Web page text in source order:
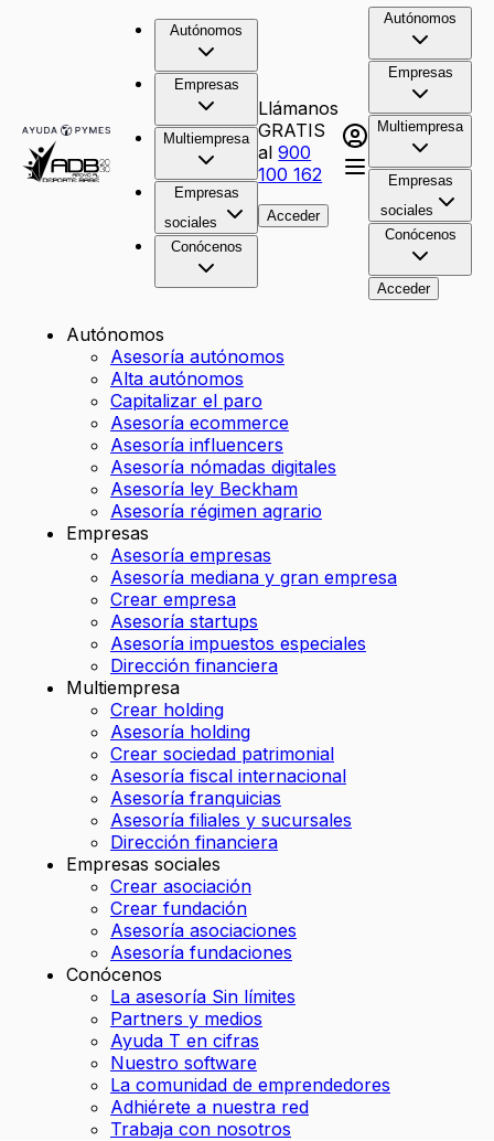
Autónomos
Empresas
Multiempresa
Empresas
sociales
Conócenos
Llámanos
GRATIS
al900
100 162
Acceder
Autónomos
Empresas
Multiempresa
Empresas
sociales
Conócenos
Acceder
Autónomos
Asesoría autónomos
Alta autónomos
Capitalizar el paro
Asesoría ecommerce
Asesoría influencers
Asesoría nómadas digitales
Asesoría ley Beckham
Asesoría régimen agrario
Empresas
Asesoría empresas
Asesoría mediana y gran empresa
Crear empresa
Asesoría startups
Asesoría impuestos especiales
Dirección financiera
Multiempresa
Crear holding
Asesoría holding
Crear sociedad patrimonial
Asesoría fiscal internacional
Asesoría franquicias
Asesoría filiales y sucursales
Dirección financiera
Empresas sociales
Crear asociación
Crear fundación
Asesoría asociaciones
Asesoría fundaciones
Conócenos
La asesoría Sin límites
Partners y medios
Ayuda T en cifras
Nuestro software
La comunidad de emprendedores
Adhiérete a nuestra red
Trabaja con nosotros